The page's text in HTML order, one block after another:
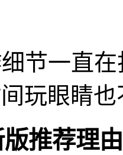
节一直
玩眼睛
推荐理由